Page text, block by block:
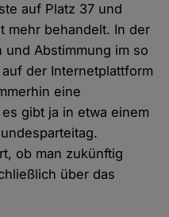
auf Platz 37 und
mehr behandelt. In der
Abstimmung im so
der Internetplattform
eine
gibt ja in etwa einem
ob man zukünftig
über das